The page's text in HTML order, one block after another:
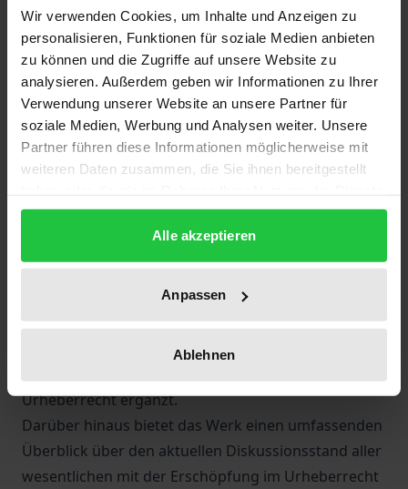
Wir verwenden Cookies, um Inhalte und Anzeigen zu
personalisieren, Funktionen für soziale Medien anbieten
zu können und die Zugriffe auf unsere Website zu
analysieren. Außerdem geben wir Informationen zu Ihrer
Verwendung unserer Website an unsere Partner für
soziale Medien, Werbung und Analysen weiter. Unsere
Partner führen diese Informationen möglicherweise mit
weiteren Daten zusammen, die Sie ihnen bereitgestellt
gesammelt haben.
Alle akzeptieren
Anpassen
Ablehnen
Die auf europäischer wie auch auf nationaler Ebene
durchgeführte Novellierung des Urheberrechts zur
Anpassung an die Informationsgesellschaft hat den
Erschöpfungsgrundsatz bislang unberücksichtigt
gelassen. Die vorliegende Arbeit untersucht daher
die Notwendigkeit einer Reformierung des
Erschöpfungstatbestandes durch Neubewertung
Einzelfragen wie der Erschöpfung im Online-Bereich
und den auftretenden Konfliktfällen mit technischen
Schutzmaßnahmen werden insbesondere die
bisherigen Begründungsmodelle des
Erschöpfungsgrundsatzes in Frage gestellt und
Urheberrecht ergänzt.
Darüber hinaus bietet das Werk einen umfassenden
Überblick über den aktuellen Diskussionsstand aller
wesentlichen mit der Erschöpfung im Urheberrecht